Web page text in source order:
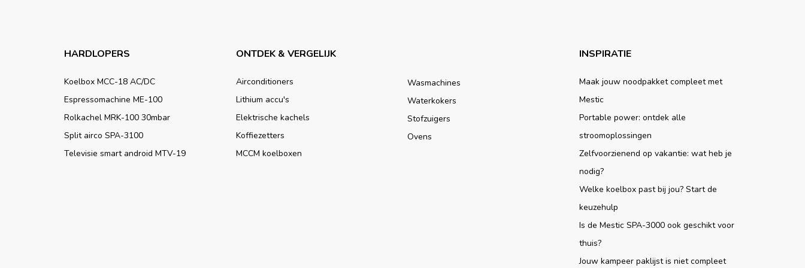
HARDLOPERS
Koelbox MCC-18 AC/DC
Espressomachine ME-100
Rolkachel MRK-100 30mbar
Split airco SPA-3100
Televisie smart android MTV-19
ONTDEK & VERGELIJK
Airconditioners
Lithium accu's
Elektrische kachels
Koffiezetters
MCCM koelboxen
Wasmachines
Waterkokers
Stofzuigers
Ovens
INSPIRATIE
Maak jouw noodpakket compleet met
Mestic
Portable power: ontdek alle
stroomoplossingen
Zelfvoorzienend op vakantie: wat heb je
nodig?
Welke koelbox past bij jou? Start de
keuzehulp
Is de Mestic SPA-3000 ook geschikt voor
thuis?
Jouw kampeer paklijst is niet compleet